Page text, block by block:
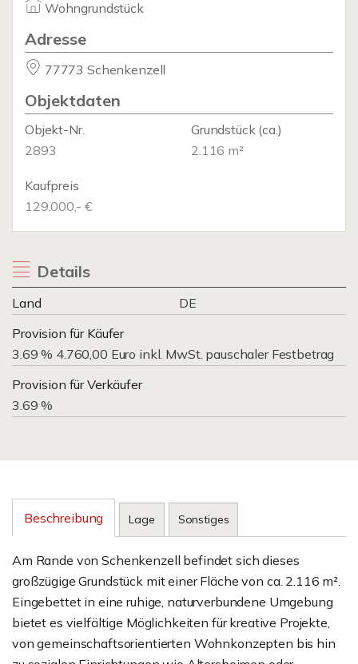
Wohngrundstück
Adresse
77773 Schenkenzell
Objektdaten
Objekt-Nr.
2893
Grundstück(ca.)
2.116 m²
Kaufpreis
129.000,- €
Details
Land
DE
Provision für Käufer
3.69 % 4.760,00 Euro inkl. MwSt. pauschaler Festbetrag
Provision für Verkäufer
3.69 %
Beschreibung Lage Sonstiges
Am Rande von Schenkenzell befindet sich dieses
großzügige Grundstück mit einer Fläche von ca. 2.116 m².
Eingebettet in eine ruhige, naturverbundene Umgebung
bietet es vielfältige Möglichkeiten für kreative Projekte,
von gemeinschaftsorientierten Wohnkonzepten bis hin